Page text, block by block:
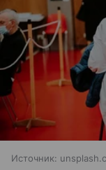
Источник: